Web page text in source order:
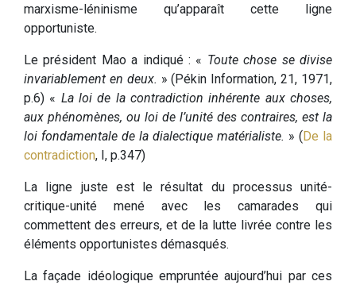
marxisme-léninisme qu’apparaît cette ligne
opportuniste.
Le président Mao a indiqué : « Toute chose se divise
invariablement en deux. » (Pékin Information, 21, 1971,
p.6) « La loi de la contradiction inhérente aux choses,
aux phénomènes, ou loi de l’unité des contraires, est la
loi fondamentale de la dialectique matérialiste. » (De la
contradiction, I, p.347)
La ligne juste est le résultat du processus unité-
critique-unité mené avec les camarades qui
commettent des erreurs, et de la lutte livrée contre les
éléments opportunistes démasqués.
La façade idéologique empruntée aujourd’hui par ces